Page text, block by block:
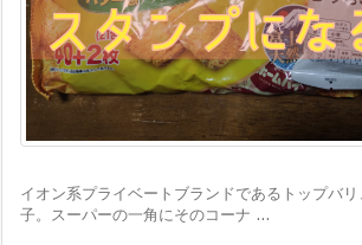
イオン系プライベートブランドであるトップバ
子。スーパーの一角にそのコーナ ...